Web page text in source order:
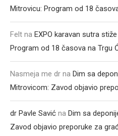
Mitrovicu: Program od 18
Felt na EXPO karavan sutra
Program od 18 časova na Trgu
Nasmeja me dr na Dim sa
Mitrovicom: Zavod objavio
dr Pavle Savić na Dim sa
Zavod objavio preporuke za